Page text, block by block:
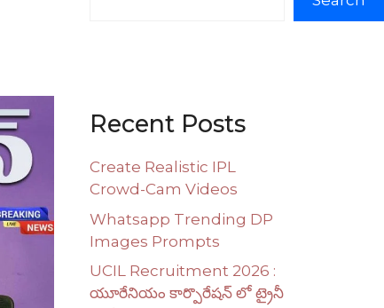
Recent Posts
Create Realistic IPL
Crowd-Cam Videos
Whatsapp Trending DP
Images Prompts
UCIL Recruitment 2026 :
యూరేనియం కార్పొరేషన్ లో ట్రైనీ